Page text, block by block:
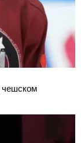
чешском